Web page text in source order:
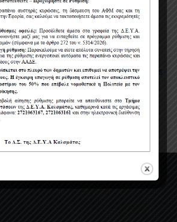
Πολιτική χρήσης cookies
Όροι χρήσης